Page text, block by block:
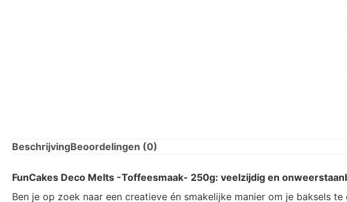
BeschrijvingBeoordelingen (0)
FunCakes Deco Melts -Toffeesmaak- 250g: veelzijdig en
Ben je op zoek naar een creatieve én smakelijke manier om je baksels te